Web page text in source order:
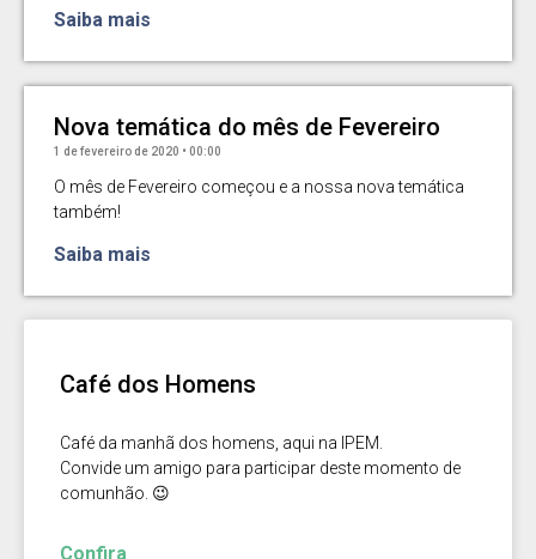
Saiba mais
Nova temática do mês de Fevereiro
1 de fevereiro de 2020 00:00
O mês de Fevereiro começou e a nossa nova temática
também!
Saiba mais
Café dos Homens
Café da manhã dos homens, aqui na IPEM.
Convide um amigo para participar deste momento de
comunhão. 😉
Confira